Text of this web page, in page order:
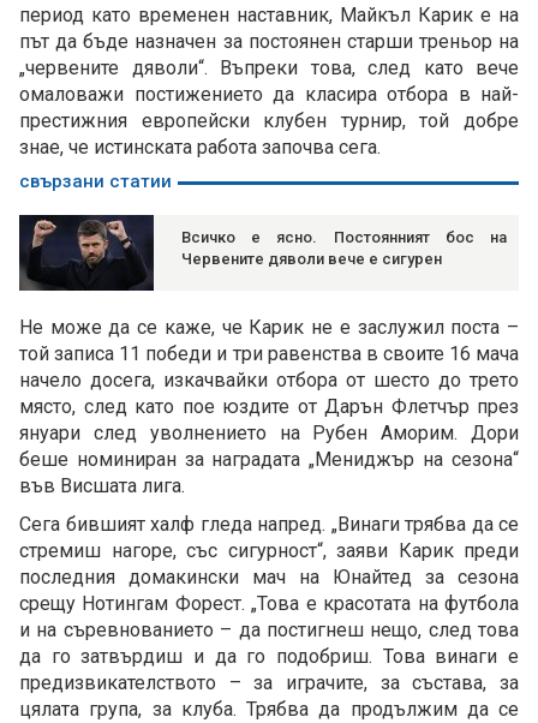
период като временен наставник, Майкъл Карик е на
път да бъде назначен за постоянен старши треньор на
„червените дяволи“. Въпреки това, след като вече
омаловажи постижението да класира отбора в най-
престижния европейски клубен турнир, той добре
знае, че истинската работа започва сега.
свързани статии
Всичко е ясно. Постоянният бос на
Червените дяволи вече е сигурен
Не може да се каже, че Карик не е заслужил поста –
той записа 11 победи и три равенства в своите 16 мача
начело досега, изкачвайки отбора от шесто до трето
място, след като пое юздите от Дарън Флетчър през
януари след уволнението на Рубен Аморим. Дори
беше номиниран за наградата „Мениджър на сезона“
във Висшата лига.
Сега бившият халф гледа напред. „Винаги трябва да се
стремиш нагоре, със сигурност“, заяви Карик преди
последния домакински мач на Юнайтед за сезона
срещу Нотингам Форест. „Това е красотата на футбола
и на съревнованието – да постигнеш нещо, след това
да го затвърдиш и да го подобриш. Това винаги е
предизвикателството – за играчите, за състава, за
цялата група, за клуба. Трябва да продължим да се